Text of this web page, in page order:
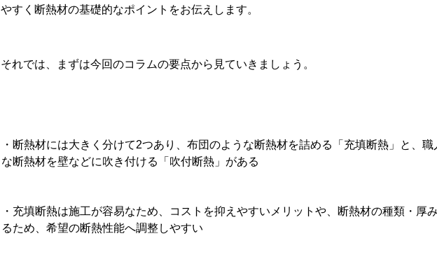
やすく断熱材の基礎的なポイントをお伝えします。
それでは、まずは今回のコラムの要点から見ていきましょう。
・断熱材には大きく分けて2つあり、布団のような断熱材を詰める「充填断熱」と、職
な断熱材を壁などに吹き付ける「吹付断熱」がある
・充填断熱は施工が容易なため、コストを抑えやすいメリットや、断熱材の種類・厚
るため、希望の断熱性能へ調整しやすい